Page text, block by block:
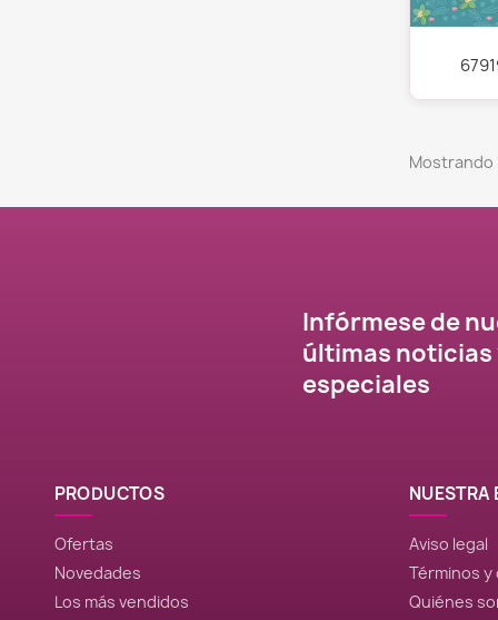
Mostrando
Infórmese de
últimas
especiales
PRODUCTOS
Ofertas
Novedades
Los más vendidos
NUESTRA
Aviso legal
Términos
Quiénes